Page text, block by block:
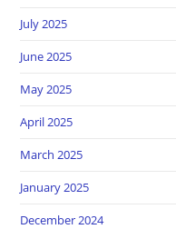
July 2025
June 2025
May 2025
April 2025
March 2025
January 2025
December 2024